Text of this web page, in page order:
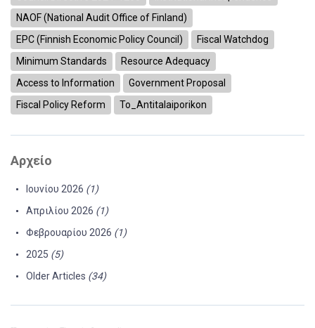
NAOF (National Audit Office of Finland)
EPC (Finnish Economic Policy Council)
Fiscal Watchdog
Minimum Standards
Resource Adequacy
Access to Information
Government Proposal
Fiscal Policy Reform
To_Antitalaiporikon
Αρχείο
Ιουνίου 2026 (1)
Απριλίου 2026 (1)
Φεβρουαρίου 2026 (1)
2025 (5)
Older Articles (34)